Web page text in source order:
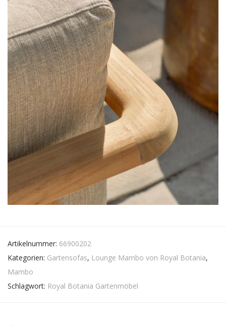
Artikelnummer: 66900202
Kategorien: Gartensofas, Lounge Mambo von Royal Botania,
Mambo
Schlagwort: Royal Botania Gartenmöbel